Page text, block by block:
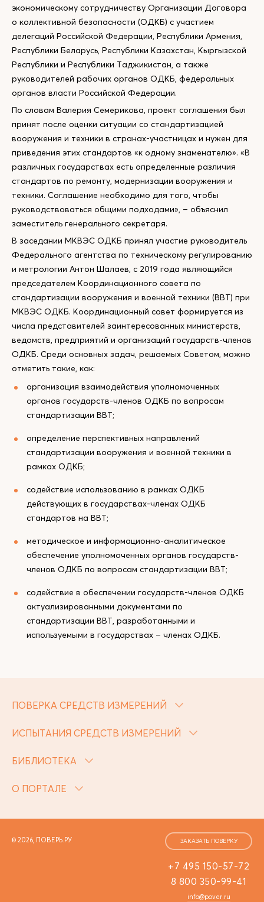
экономическому сотрудничеству Организации Договора
о коллективной безопасности (ОДКБ) с участием
делегаций Российской Федерации, Республики Армения,
Республики Беларусь, Республики Казахстан, Кыргызской
Республики и Республики Таджикистан, а также
руководителей рабочих органов ОДКБ, федеральных
органов власти Российской Федерации.
По словам Валерия Семерикова, проект соглашения был
принят после оценки ситуации со стандартизацией
вооружения и техники в странах-участницах и нужен для
приведения этих стандартов «к одному знаменателю». «В
различных государствах есть определенные различия
стандартов по ремонту, модернизации вооружения и
техники. Соглашение необходимо для того, чтобы
руководствоваться общими подходами», – объяснил
заместитель генерального секретаря.
В заседании МКВЭС ОДКБ принял участие руководитель
Федерального агентства по техническому регулированию
и метрологии Антон Шалаев, с 2019 года являющийся
председателем Координационного совета по
стандартизации вооружения и военной техники (ВВТ) при
МКВЭС ОДКБ. Координационный совет формируется из
числа представителей заинтересованных министерств,
ведомств, предприятий и организаций государств-членов
ОДКБ. Среди основных задач, решаемых Советом, можно
отметить такие, как:
организация взаимодействия уполномоченных
органов государств-членов ОДКБ по вопросам
стандартизации ВВТ;
определение перспективных направлений
стандартизации вооружения и военной техники в
рамках ОДКБ;
содействие использованию в рамках ОДКБ
действующих в государствах-членах ОДКБ
стандартов на ВВТ;
методическое и информационно-аналитическое
обеспечение уполномоченных органов государств-
членов ОДКБ по вопросам стандартизации ВВТ;
содействие в обеспечении государств-членов ОДКБ
актуализированными документами по
стандартизации ВВТ, разработанными и
используемыми в государствах – членах ОДКБ.
ПОВЕРКА СРЕДСТВ ИЗМЕРЕНИЙ
ИСПЫТАНИЯ СРЕДСТВ ИЗМЕРЕНИЙ
БИБЛИОТЕКА
О ПОРТАЛЕ
© 2026, ПОВЕРЬ.РУ
+7 495 150-57-72
8 800 350-99-41
info@pover.ru
ЗАКАЗАТЬ ПОВЕРКУ